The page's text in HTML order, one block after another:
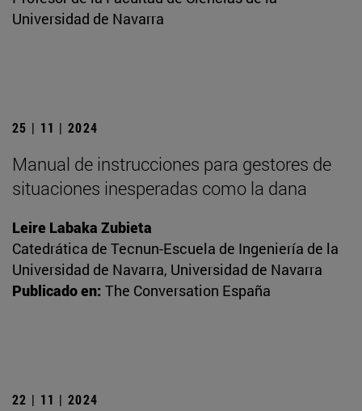
Universidad de Navarra
25 | 11 | 2024
Manual de instrucciones para gestores de
situaciones inesperadas como la dana
Leire Labaka Zubieta
Catedrática de Tecnun-Escuela de Ingeniería de la
Universidad de Navarra, Universidad de Navarra
Publicado en: The Conversation España
22 | 11 | 2024